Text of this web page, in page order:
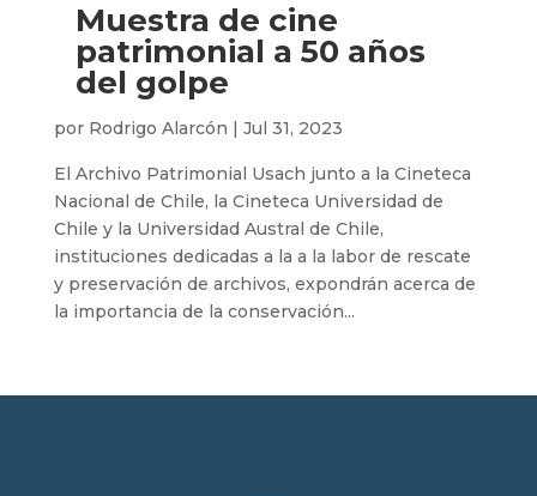
Muestra de cine
patrimonial a 50 años
del golpe
por Rodrigo Alarcón Jul 31, 2023
El Archivo Patrimonial Usach junto a la Cineteca
Nacional de Chile, la Cineteca Universidad de
Chile y la Universidad Austral de Chile,
instituciones dedicadas a la a la labor de rescate
y preservación de archivos, expondrán acerca de
la importancia de la conservación...